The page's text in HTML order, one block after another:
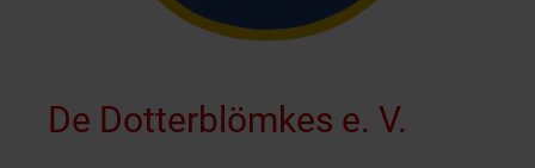
De Dotterblömkes e. V.